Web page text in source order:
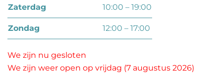
zaterdag 10:00 – 19:00
zondag 12:00 – 17:00
We zijn nu gesloten
We zijn weer open op vrijdag (7 augustus 2026)